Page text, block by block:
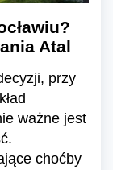
Atal
przy
ważne jest
choćby